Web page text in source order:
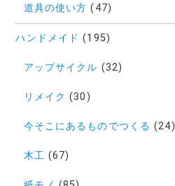
道具の使い方 (47)
ハンドメイド (195)
アップサイクル (32)
リメイク (30)
今そこにあるものでつくる (24)
木工 (67)